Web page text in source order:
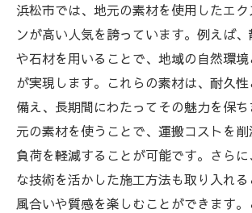
浜松市では、地元の素材を使用したエ
ンが高い人気を誇っています。例えば
や石材を用いることで、地域の自然環
が実現します。これらの素材は、耐久
備え、長期間にわたってその魅力を保
元の素材を使うことで、運搬コストを
負荷を軽減することが可能です。さら
な技術を活かした施工方法も取り入れ
風合いや質感を楽しむことができます